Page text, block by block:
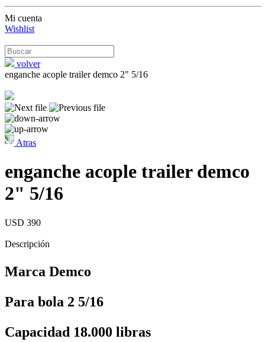
Mi cuenta
Wishlist
volver
enganche acople trailer demco 2" 5/16
Atras
enganche acople trailer demco
2" 5/16
USD 390
Descripción
Marca Demco
Para bola 2 5/16
Capacidad 18.000 libras